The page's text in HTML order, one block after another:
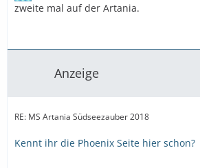
zweite mal auf der Artania.
Anzeige
RE: MS Artania Südseezauber 2018
Kennt ihr die Phoenix Seite hier schon?